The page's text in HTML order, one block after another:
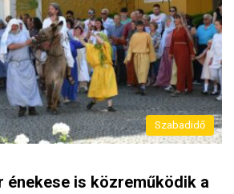
Szabadidő
énekese is közreműködik a